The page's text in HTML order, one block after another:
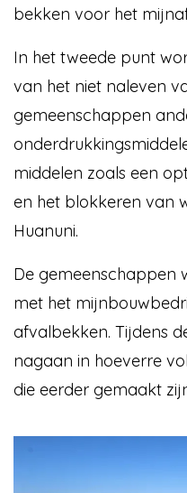
bekken voor het
In het tweede punt
van het niet naleven
gemeenschappen
middelen zoals een
en het blokkeren van
Huanuni.
De gemeenschappen
met het
afvalbekken. Tijdens
nagaan in hoeverre
die eerder gemaakt